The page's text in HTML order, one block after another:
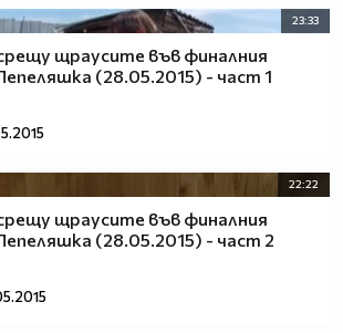
23:33
щраусите във финалния
(28.05.2015) - част 1
22:22
щраусите във финалния
(28.05.2015) - част 2